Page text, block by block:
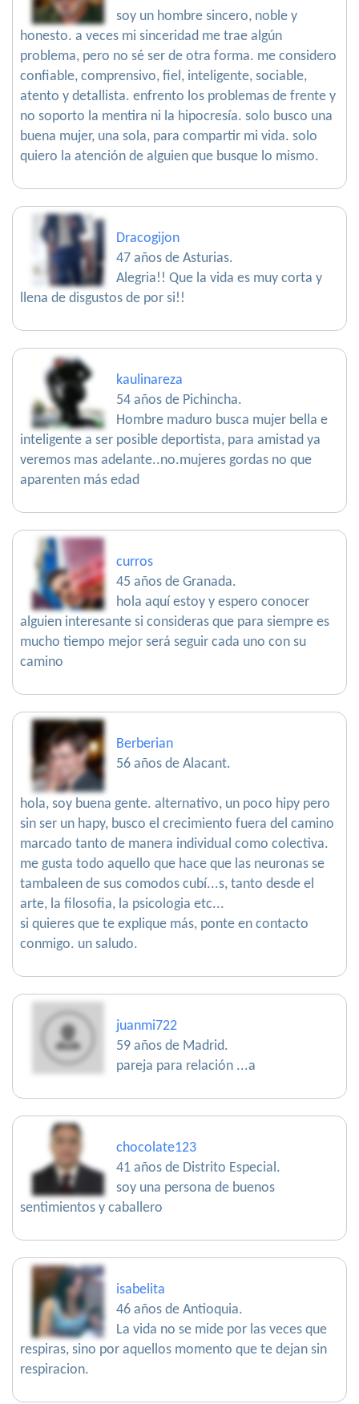
soy un hombre sincero, noble y
honesto. a veces mi sinceridad me trae algún
problema, pero no sé ser de otra forma. me considero
confiable, comprensivo, fiel, inteligente, sociable,
atento y detallista. enfrento los problemas de frente y
no soporto la mentira ni la hipocresía. solo busco una
buena mujer, una sola, para compartir mi vida. solo
quiero la atención de alguien que busque lo mismo.
Dracogijon
47 años de Asturias.
Alegria!! Que la vida es muy corta y
llena de disgustos de por si!!
kaulinareza
54 años de Pichincha.
Hombre maduro busca mujer bella e
inteligente a ser posible deportista, para amistad ya
veremos mas adelante..no.mujeres gordas no que
aparenten más edad
curros
45 años de Granada.
hola aquí estoy y espero conocer
alguien interesante si consideras que para siempre es
mucho tiempo mejor será seguir cada uno con su
camino
Berberian
56 años de Alacant.
hola, soy buena gente. alternativo, un poco hipy pero
sin ser un hapy, busco el crecimiento fuera del camino
marcado tanto de manera individual como colectiva.
me gusta todo aquello que hace que las neuronas se
tambaleen de sus comodos cubí...s, tanto desde el
arte, la filosofia, la psicologia etc...
si quieres que te explique más, ponte en contacto
conmigo. un saludo.
juanmi722
59 años de Madrid.
pareja para relación ...a
chocolate123
41 años de Distrito Especial.
soy una persona de buenos
sentimientos y caballero
isabelita
46 años de Antioquia.
La vida no se mide por las veces que
respiras, sino por aquellos momento que te dejan sin
respiracion.